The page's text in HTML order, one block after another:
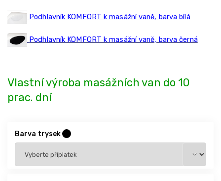
Vlastní výroba masážních van do 10
prac. dní
Barva trysek
Podhlavník KOMFORT k masážní vaně, barva bílá
Podhlavník KOMFORT k masážní vaně, barva černá